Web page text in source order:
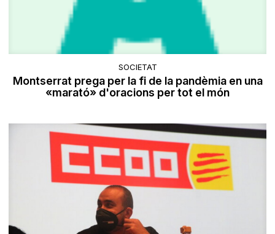
SOCIETAT
Montserrat prega per la fi de la pandèmia en una
«marató» d'oracions per tot el món